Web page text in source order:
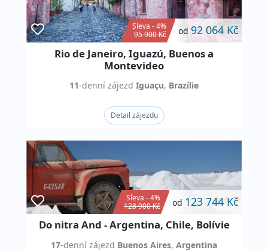
Sleva - 4%
95 900 Kč
od 92 064 Kč
Rio de Janeiro, Iguazú, Buenos a
Montevideo
11-denní zájezd Iguaçu, Brazílie
Detail zájezdu
Sleva - 4%
128 900 Kč
od 123 744 Kč
Do nitra And - Argentina, Chile, Bolívie
17-denní zájezd Buenos Aires, Argentina